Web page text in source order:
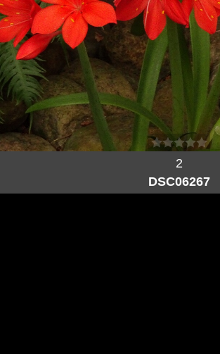
2
DSC06267